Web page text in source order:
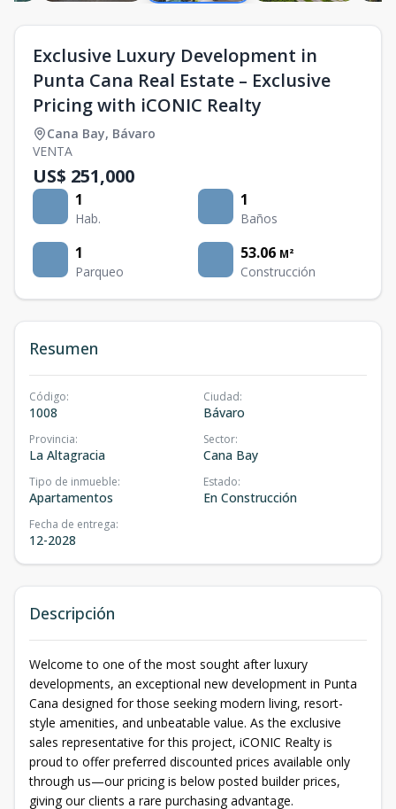
Exclusive Luxury Development in
Punta Cana Real Estate – Exclusive
Pricing with iCONIC Realty
Cana Bay, Bávaro
VENTA
US$ 251,000
1
Hab.
1
Baños
1
Parqueo
53.06 M²
Construcción
Resumen
Código:
1008
Ciudad:
Bávaro
Provincia:
La Altagracia
Sector:
Cana Bay
Tipo de inmueble:
Apartamentos
Estado:
En Construcción
Fecha de entrega:
12-2028
Descripción
Welcome to one of the most sought after luxury
developments, an exceptional new development in Punta
Cana designed for those seeking modern living, resort-
style amenities, and unbeatable value. As the exclusive
sales representative for this project, iCONIC Realty is
proud to offer preferred discounted prices available only
through us—our pricing is below posted builder prices,
giving our clients a rare purchasing advantage.